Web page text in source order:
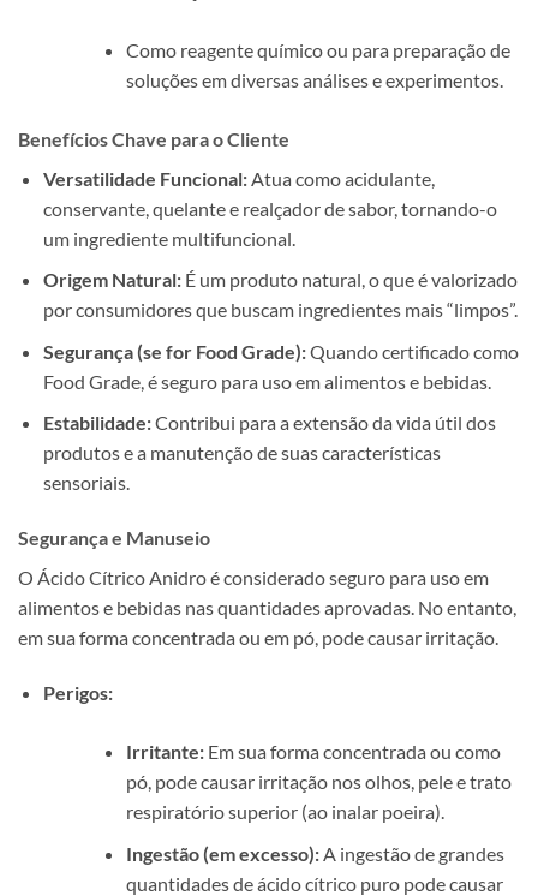
Como reagente químico ou para preparação de
soluções em diversas análises e experimentos.
Benefícios Chave para o Cliente
Versatilidade Funcional:Atua como acidulante,
conservante, quelante e realçador de sabor, tornando-o
um ingrediente multifuncional.
Origem Natural:É um produto natural, o que é valorizado
por consumidores que buscam ingredientes mais “limpos”.
Segurança (se for Food Grade):Quando certificado como
Food Grade, é seguro para uso em alimentos e bebidas.
Estabilidade:Contribui para a extensão da vida útil dos
produtos e a manutenção de suas características
sensoriais.
Segurança e Manuseio
O Ácido Cítrico Anidro é considerado seguro para uso em
alimentos e bebidas nas quantidades aprovadas. No entanto,
em sua forma concentrada ou em pó, pode causar irritação.
Perigos:
Irritante:Em sua forma concentrada ou como
pó, pode causar irritação nos olhos, pele e trato
respiratório superior (ao inalar poeira).
Ingestão (em excesso):A ingestão de grandes
quantidades de ácido cítrico puro pode causar